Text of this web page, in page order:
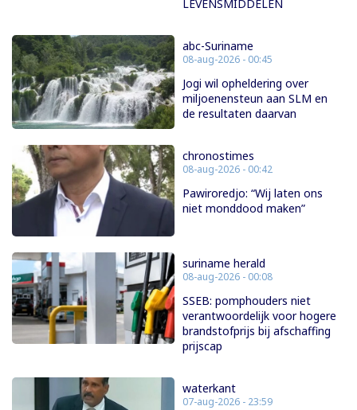
LEVENSMIDDELEN
abc-Suriname
08-aug-2026 - 00:45
Jogi wil opheldering over
miljoenensteun aan SLM en
de resultaten daarvan
chronostimes
08-aug-2026 - 00:42
Pawiroredjo: “Wij laten ons
niet monddood maken”
suriname herald
08-aug-2026 - 00:08
SSEB: pomphouders niet
verantwoordelijk voor hogere
brandstofprijs bij afschaffing
prijscap
waterkant
07-aug-2026 - 23:59